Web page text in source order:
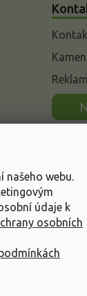
našeho webu.
údaje k
osobních